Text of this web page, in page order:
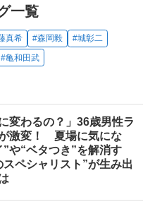
一覧
真希 #森岡毅
#城彰二
#亀和田武
変わるの？」36歳男性ラ
激変！ 夏場に気にな
や“ベタつき”を解消す
スペシャリスト”が生み出